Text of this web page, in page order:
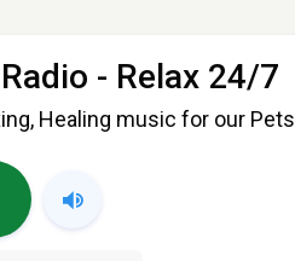
- Relax 24/7
Healing music for our Pets